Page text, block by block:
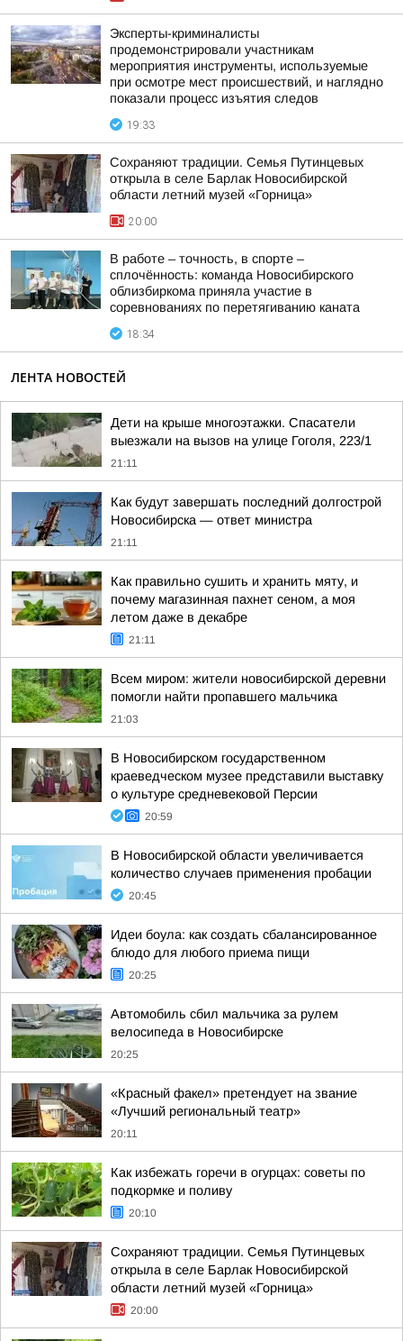
Эксперты-криминалисты
продемонстрировали участникам
мероприятия инструменты, используемые
при осмотре мест происшествий, и наглядно
показали процесс изъятия следов
19:33
Сохраняют традиции. Семья Путинцевых
открыла в селе Барлак Новосибирской
области летний музей «Горница»
20:00
В работе – точность, в спорте –
сплочённость: команда Новосибирского
облизбиркома приняла участие в
соревнованиях по перетягиванию каната
18:34
ЛЕНТА НОВОСТЕЙ
Дети на крыше многоэтажки. Спасатели
выезжали на вызов на улице Гоголя, 223/1
21:11
Как будут завершать последний долгострой
Новосибирска — ответ министра
21:11
Как правильно сушить и хранить мяту, и
почему магазинная пахнет сеном, а моя
летом даже в декабре
21:11
Всем миром: жители новосибирской деревни
помогли найти пропавшего мальчика
21:03
В Новосибирском государственном
краеведческом музее представили выставку
о культуре средневековой Персии
20:59
В Новосибирской области увеличивается
количество случаев применения пробации
20:45
Идеи боула: как создать сбалансированное
блюдо для любого приема пищи
20:25
Автомобиль сбил мальчика за рулем
велосипеда в Новосибирске
20:25
«Красный факел» претендует на звание
«Лучший региональный театр»
20:11
Как избежать горечи в огурцах: советы по
подкормке и поливу
20:10
Сохраняют традиции. Семья Путинцевых
открыла в селе Барлак Новосибирской
области летний музей «Горница»
20:00